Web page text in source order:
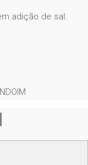
adição de sal.